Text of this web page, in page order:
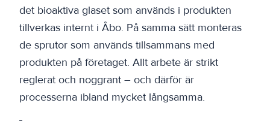
det bioaktiva glaset som används i produkten
tillverkas internt i Åbo. På samma sätt monteras
de sprutor som används tillsammans med
produkten på företaget. Allt arbete är strikt
reglerat och noggrant – och därför är
processerna ibland mycket långsamma.